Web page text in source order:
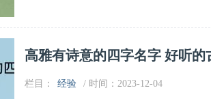
高雅有诗意的四字名字 好听的
栏目： 经验 / 时间：2023-12-04